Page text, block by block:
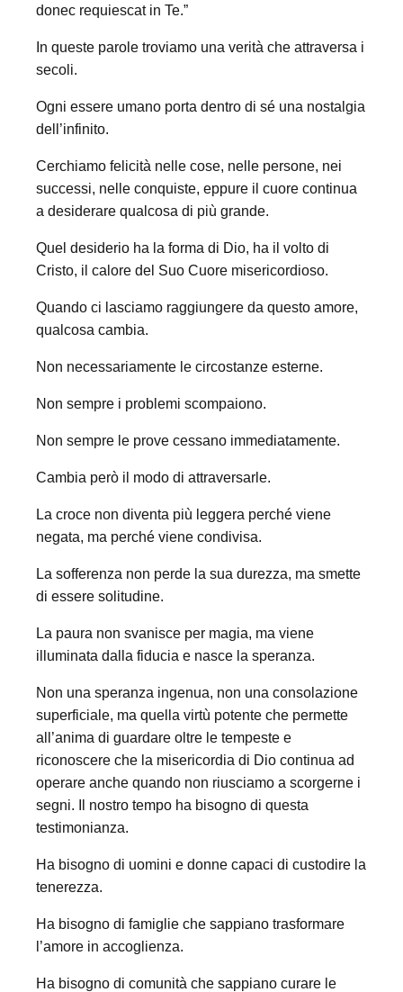
donec requiescat in Te.”
In queste parole troviamo una verità che attraversa i
secoli.
Ogni essere umano porta dentro di sé una nostalgia
dell’infinito.
Cerchiamo felicità nelle cose, nelle persone, nei
successi, nelle conquiste, eppure il cuore continua
a desiderare qualcosa di più grande.
Quel desiderio ha la forma di Dio, ha il volto di
Cristo, il calore del Suo Cuore misericordioso.
Quando ci lasciamo raggiungere da questo amore,
qualcosa cambia.
Non necessariamente le circostanze esterne.
Non sempre i problemi scompaiono.
Non sempre le prove cessano immediatamente.
Cambia però il modo di attraversarle.
La croce non diventa più leggera perché viene
negata, ma perché viene condivisa.
La sofferenza non perde la sua durezza, ma smette
di essere solitudine.
La paura non svanisce per magia, ma viene
illuminata dalla fiducia e nasce la speranza.
Non una speranza ingenua, non una consolazione
superficiale, ma quella virtù potente che permette
all’anima di guardare oltre le tempeste e
riconoscere che la misericordia di Dio continua ad
operare anche quando non riusciamo a scorgerne i
segni. Il nostro tempo ha bisogno di questa
testimonianza.
Ha bisogno di uomini e donne capaci di custodire la
tenerezza.
Ha bisogno di famiglie che sappiano trasformare
l’amore in accoglienza.
Ha bisogno di comunità che sappiano curare le